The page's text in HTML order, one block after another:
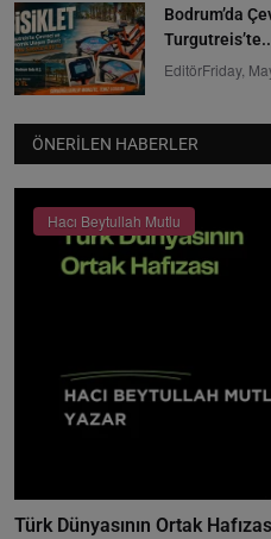
Bodrum’da
EditörFriday,
ÖNERILEN HABERLER
Hacı Beytullah Mutlu
Türk Dünyasının Ortak